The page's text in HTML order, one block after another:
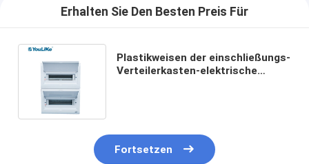
Erhalten Sie Den Besten Preis Für
Plastikweisen der einschließungs-
Verteilerkasten-elektrische
Fortsetzen